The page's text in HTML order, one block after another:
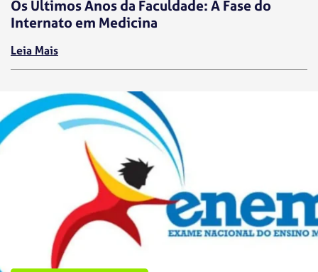
Os Últimos Anos da Faculdade: A Fase do
Internato em Medicina
Leia Mais